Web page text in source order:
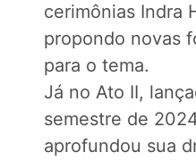
cerimônias Indra
propondo novas
para o tema.
Já no Ato II,
semestre de
aprofundou sua